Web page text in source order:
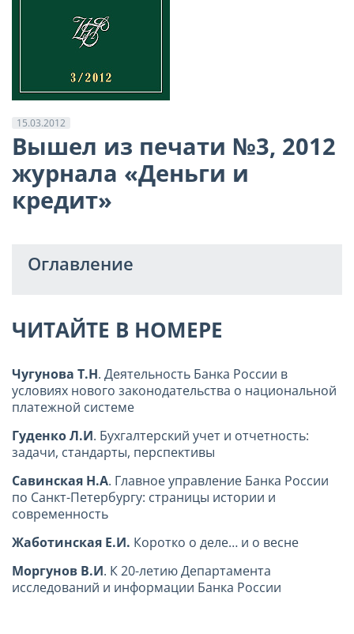
15.03.2012
Вышел из печати №3, 2012
журнала «Деньги и
кредит»
Оглавление
ЧИТАЙТЕ В НОМЕРЕ
Чугунова Т.Н. Деятельность Банка России в
условиях нового законодательства о национальной
платежной системе
Гуденко Л.И. Бухгалтерский учет и отчетность:
задачи, стандарты, перспективы
Савинская Н.А. Главное управление Банка России
по Санкт-Петербургу: страницы истории и
современность
Жаботинская Е.И. Коротко о деле… и о весне
Моргунов В.И. К 20-летию Департамента
исследований и информации Банка России